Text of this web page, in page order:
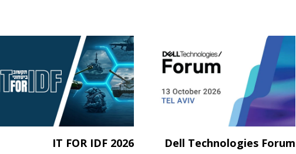
Dell Technologies Forum
IT FOR IDF 2026